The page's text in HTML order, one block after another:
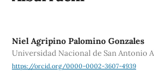
Niel Agripino Palomino Gonzales
Universidad Nacional de San Antonio
https://orcid.org/0000-0002-3607-4939